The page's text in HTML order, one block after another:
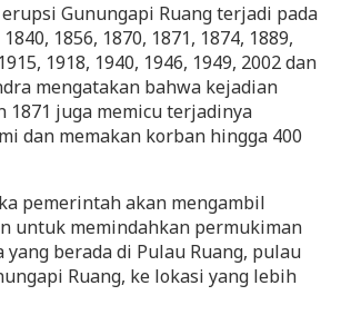
Gunungapi Ruang terjadi pada
1856, 1870, 1871, 1874, 1889,
1918, 1940, 1946, 1949, 2002 dan
mengatakan bahwa kejadian
1871 juga memicu terjadinya
dan memakan korban hingga 400
pemerintah akan mengambil
untuk memindahkan permukiman
yang berada di Pulau Ruang, pulau
Ruang, ke lokasi yang lebih